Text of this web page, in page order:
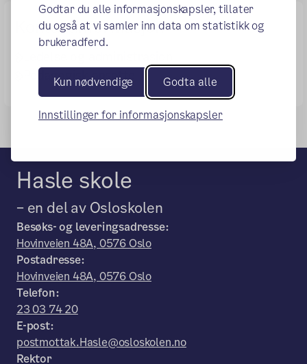
Godtar du alle informasjonskapsler, tillater
du også at vi samler inn data om statistikk og
brukeradferd.
Kun nødvendige Godta alle
Innstillinger for informasjonskapsler
Kontaktinformasjon
Pedagogisk ansatte
Hasle skole
– en del av Osloskolen
Besøks- og leveringsadresse:
Hovinveien 48A, 0576 Oslo
Postadresse:
Hovinveien 48A, 0576 Oslo
Telefon:
23 03 74 20
E-post:
postmottak.Hasle@osloskolen.no
Rektor